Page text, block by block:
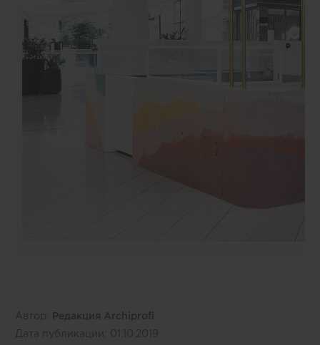
Автор:
Редакция Archiprofi
Дата публикации: 01.10.2019